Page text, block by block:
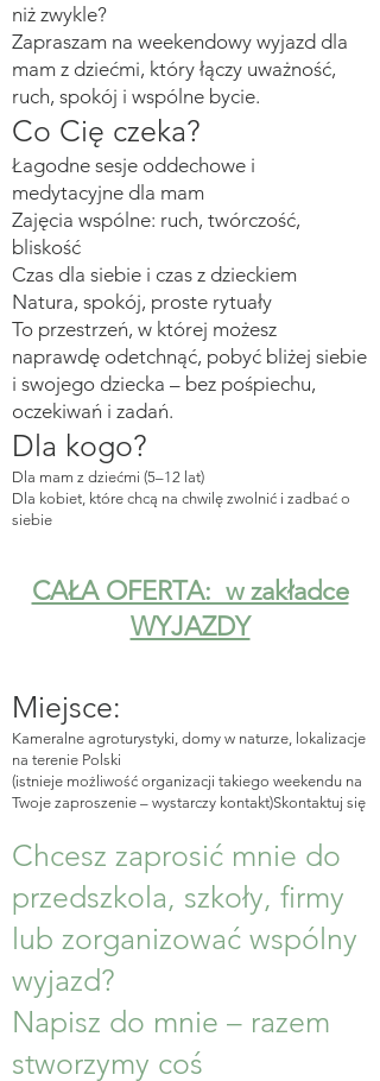
niż zwykle?
Zapraszam na weekendowy wyjazd dla
mam z dziećmi, który łączy uważność,
ruch, spokój i wspólne bycie.
Co Cię czeka?
Łagodne sesje oddechowe i
medytacyjne dla mam
Zajęcia wspólne: ruch, twórczość,
bliskość
Czas dla siebie i czas z dzieckiem
Natura, spokój, proste rytuały
To przestrzeń, w której możesz
naprawdę odetchnąć, pobyć bliżej siebie
i swojego dziecka – bez pośpiechu,
oczekiwań i zadań.
Dla kogo?
Dla mam z dziećmi (5–12 lat)
Dla kobiet, które chcą na chwilę zwolnić i zadbać o
siebie
CAŁA OFERTA: w zakładce
WYJAZDY
Miejsce:
Kameralne agroturystyki, domy w naturze, lokalizacje
na terenie Polski
(istnieje możliwość organizacji takiego weekendu na
Twoje zaproszenie – wystarczy kontakt)Skontaktuj się
Chcesz zaprosić mnie do
przedszkola, szkoły, firmy
lub zorganizować wspólny
wyjazd?
Napisz do mnie – razem
stworzymy coś